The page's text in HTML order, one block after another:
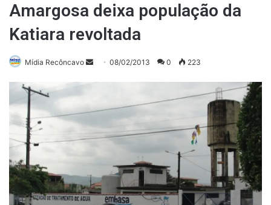
Amargosa deixa população da
Katiara revoltada
Mídia Recôncavo
Mande08/02/2013 0 223